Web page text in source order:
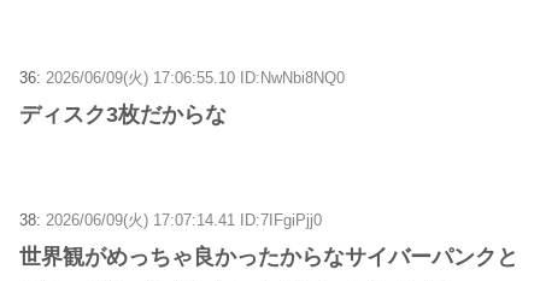
36: 2026/06/09(火) 17:06:55.10 ID:NwNbi8NQ0
ディスク3枚だからな
38: 2026/06/09(火) 17:07:14.41 ID:7IFgiPjj0
世界観がめっちゃ良かったからなサイバーパンクと